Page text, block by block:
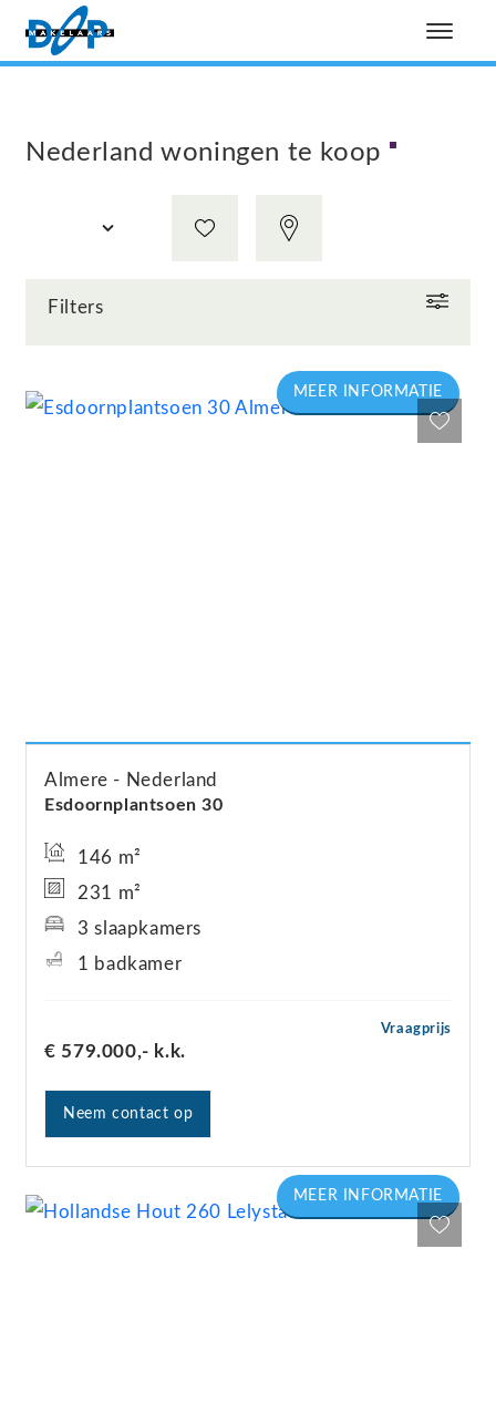
Nederland woningen te koop
Filters
Esdoornplantsoen 30
Almere Nederland
Vraagprijs
€ 579.000,- k.k.
146 m²
231 m²
3 slaapkamers
1 badkamer
Neem contact op